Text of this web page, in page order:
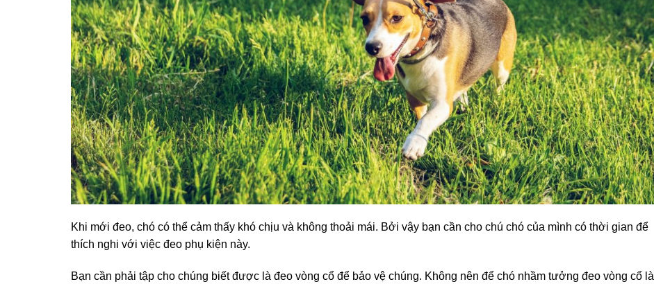
Khi mới đeo, chó có thể cảm thấy khó chịu và không thoải mái. Bởi vậy bạn cần cho chú chó của mình có thời gian để
thích nghi với việc đeo phụ kiện này.
Bạn cần phải tập cho chúng biết được là đeo vòng cổ để bảo vệ chúng. Không nên để chó nhầm tưởng đeo vòng cổ là